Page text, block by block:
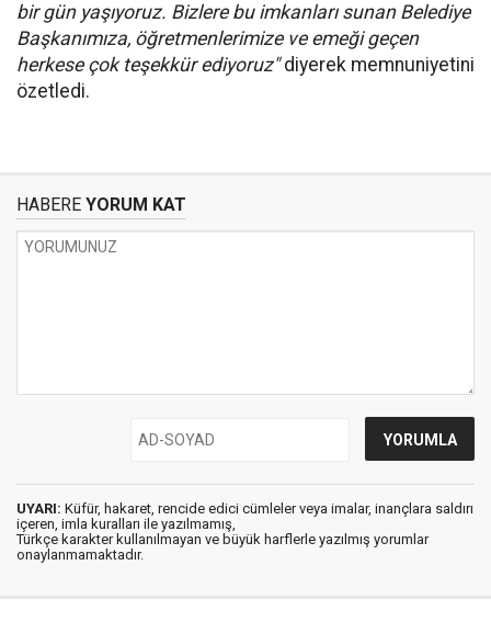
bir gün yaşıyoruz. Bizlere bu imkanları sunan Belediye
Başkanımıza, öğretmenlerimize ve emeği geçen
herkese çok teşekkür ediyoruz"diyerek memnuniyetini
özetledi.
HABERE YORUM KAT
UYARI: Küfür, hakaret, rencide edici cümleler veya imalar, inançlara saldırı
içeren, imla kuralları ile yazılmamış,
Türkçe karakter kullanılmayan ve büyük harflerle yazılmış yorumlar
onaylanmamaktadır.